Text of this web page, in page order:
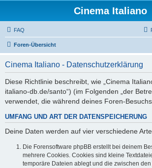
Cinema Italiano
FAQ
Foren-Übersicht
Cinema Italiano - Datenschutzerklärung
Diese Richtlinie beschreibt, wie „Cinema
italiano-db.de/santo“) (im Folgenden „der
verwendet, die während deines Foren-
UMFANG UND ART DER DATENSPEICHERUNG
Deine Daten werden auf vier verschiedene
Die Forensoftware phpBB erstellt bei deinem
mehrere Cookies. Cookies sind kleine
temporäre Dateien ablegt und die zwischen